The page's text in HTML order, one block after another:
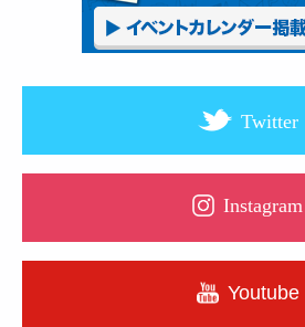
Twitter
Instagram
Youtube